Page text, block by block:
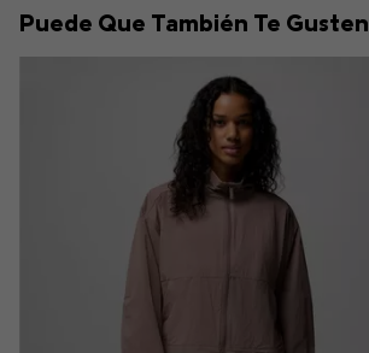
Puede Que También Te Gusten